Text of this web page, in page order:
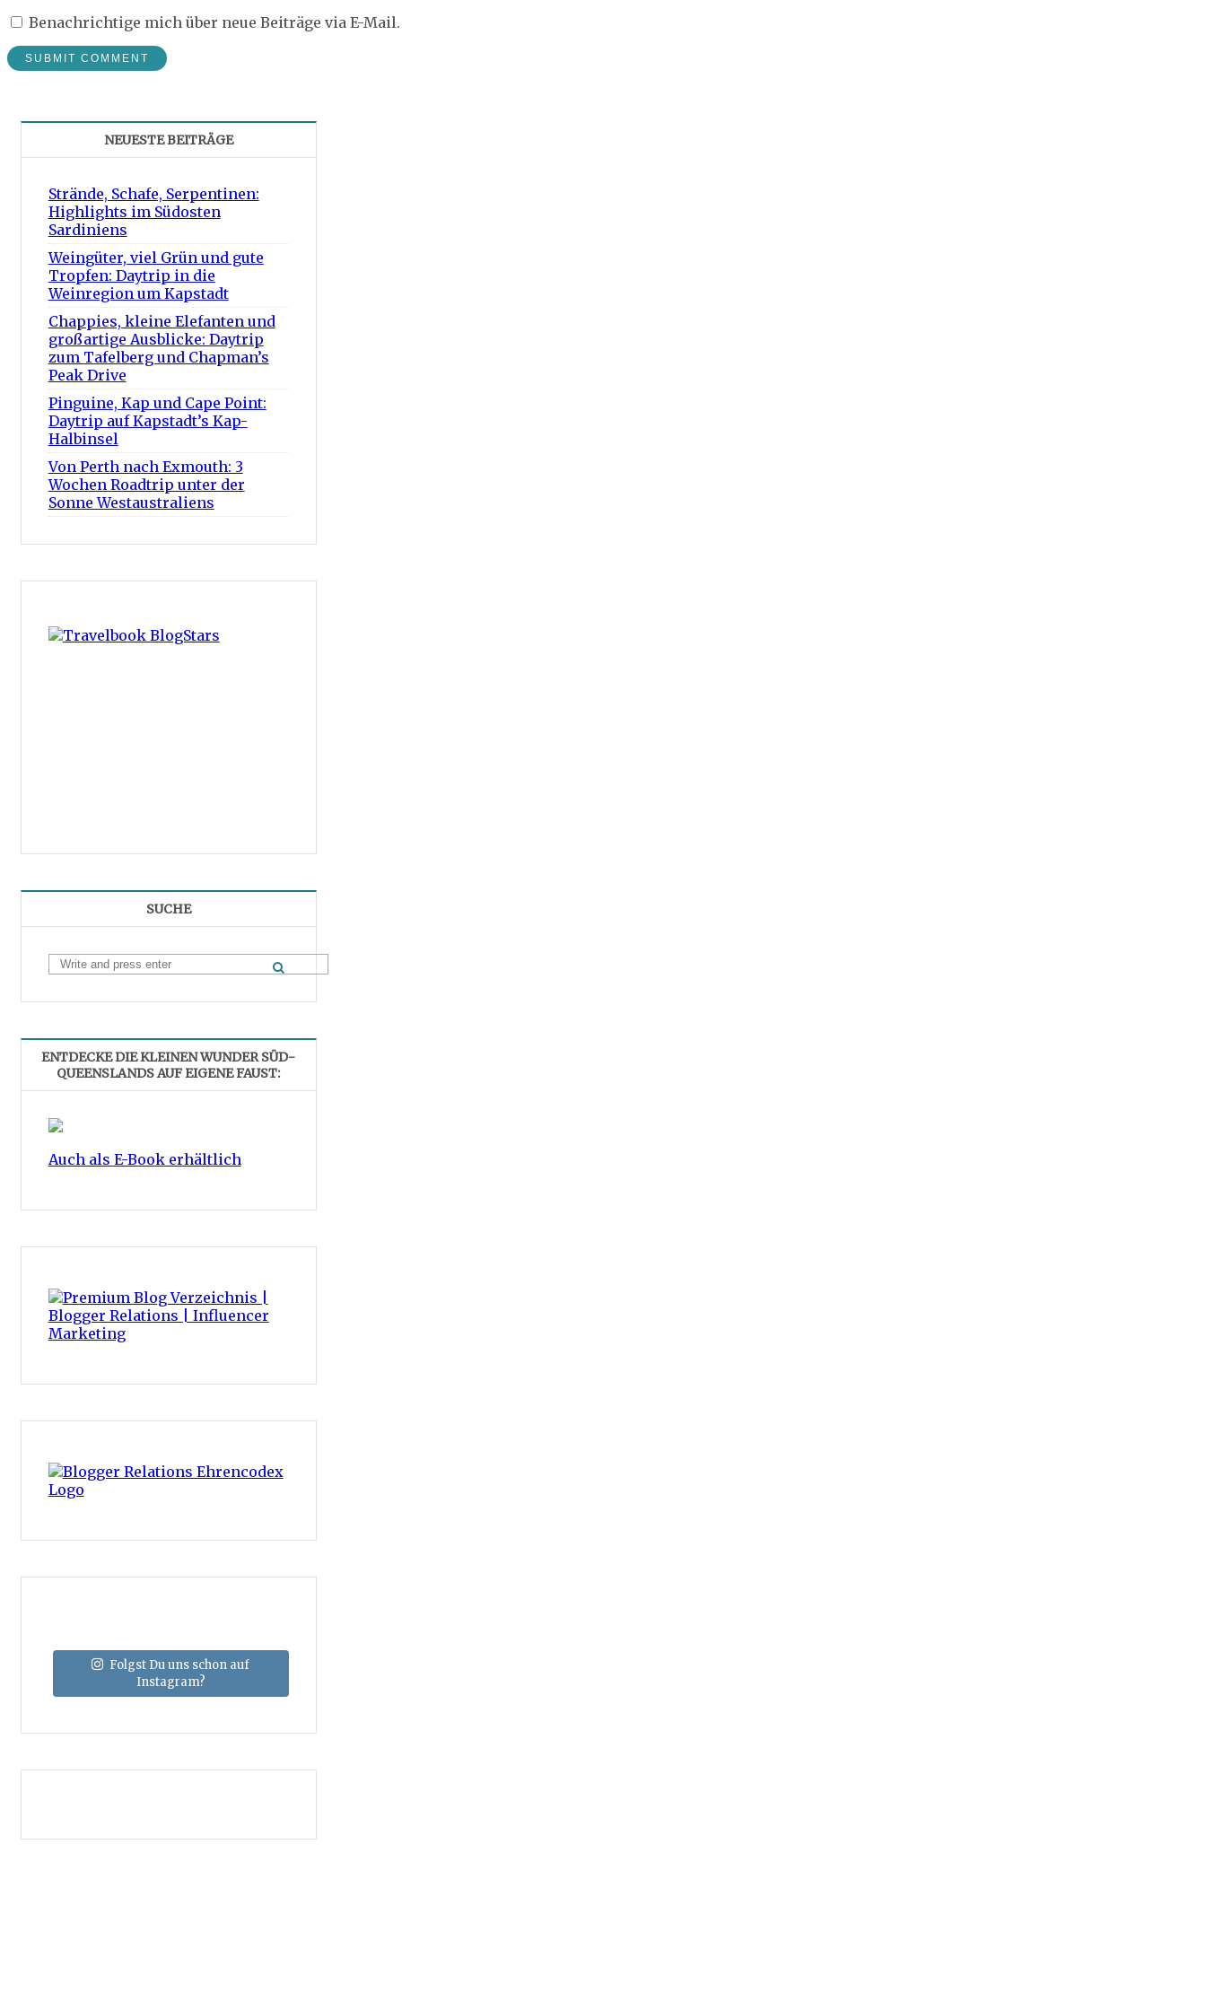
Benachrichtige mich über neue Beiträge via E-Mail.
NEUESTE BEITRÄGE
Strände, Schafe, Serpentinen:
Highlights im Südosten
Sardiniens
Weingüter, viel Grün und gute
Tropfen: Daytrip in die
Weinregion um Kapstadt
Chappies, kleine Elefanten und
großartige Ausblicke: Daytrip
zum Tafelberg und Chapman’s
Peak Drive
Pinguine, Kap und Cape Point:
Daytrip auf Kapstadt’s Kap-
Halbinsel
Von Perth nach Exmouth: 3
Wochen Roadtrip unter der
Sonne Westaustraliens
SUCHE
ENTDECKE DIE KLEINEN WUNDER SÜD-
QUEENSLANDS AUF EIGENE FAUST:
Auch als E-Book erhältlich
Folgst Du uns schon auf
Instagram?